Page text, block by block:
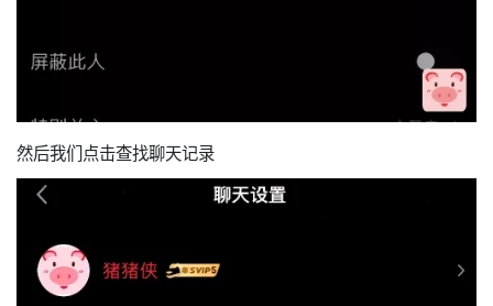
然后我们点击查找聊天记录